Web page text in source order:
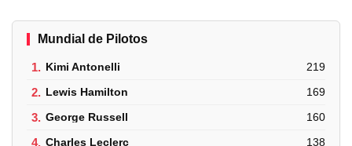
Mundial de Pilotos
1. Kimi Antonelli 219
2. Lewis Hamilton 169
3. George Russell 160
4. Charles Leclerc 138